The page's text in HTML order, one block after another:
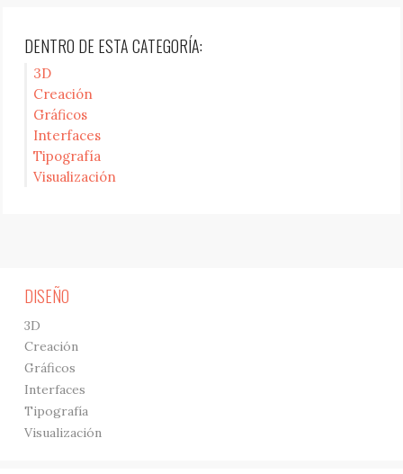
DENTRO DE ESTA CATEGORÍA:
3D
Creación
Gráficos
Interfaces
Tipografía
Visualización
DISEÑO
3D
Creación
Gráficos
Interfaces
Tipografía
Visualización